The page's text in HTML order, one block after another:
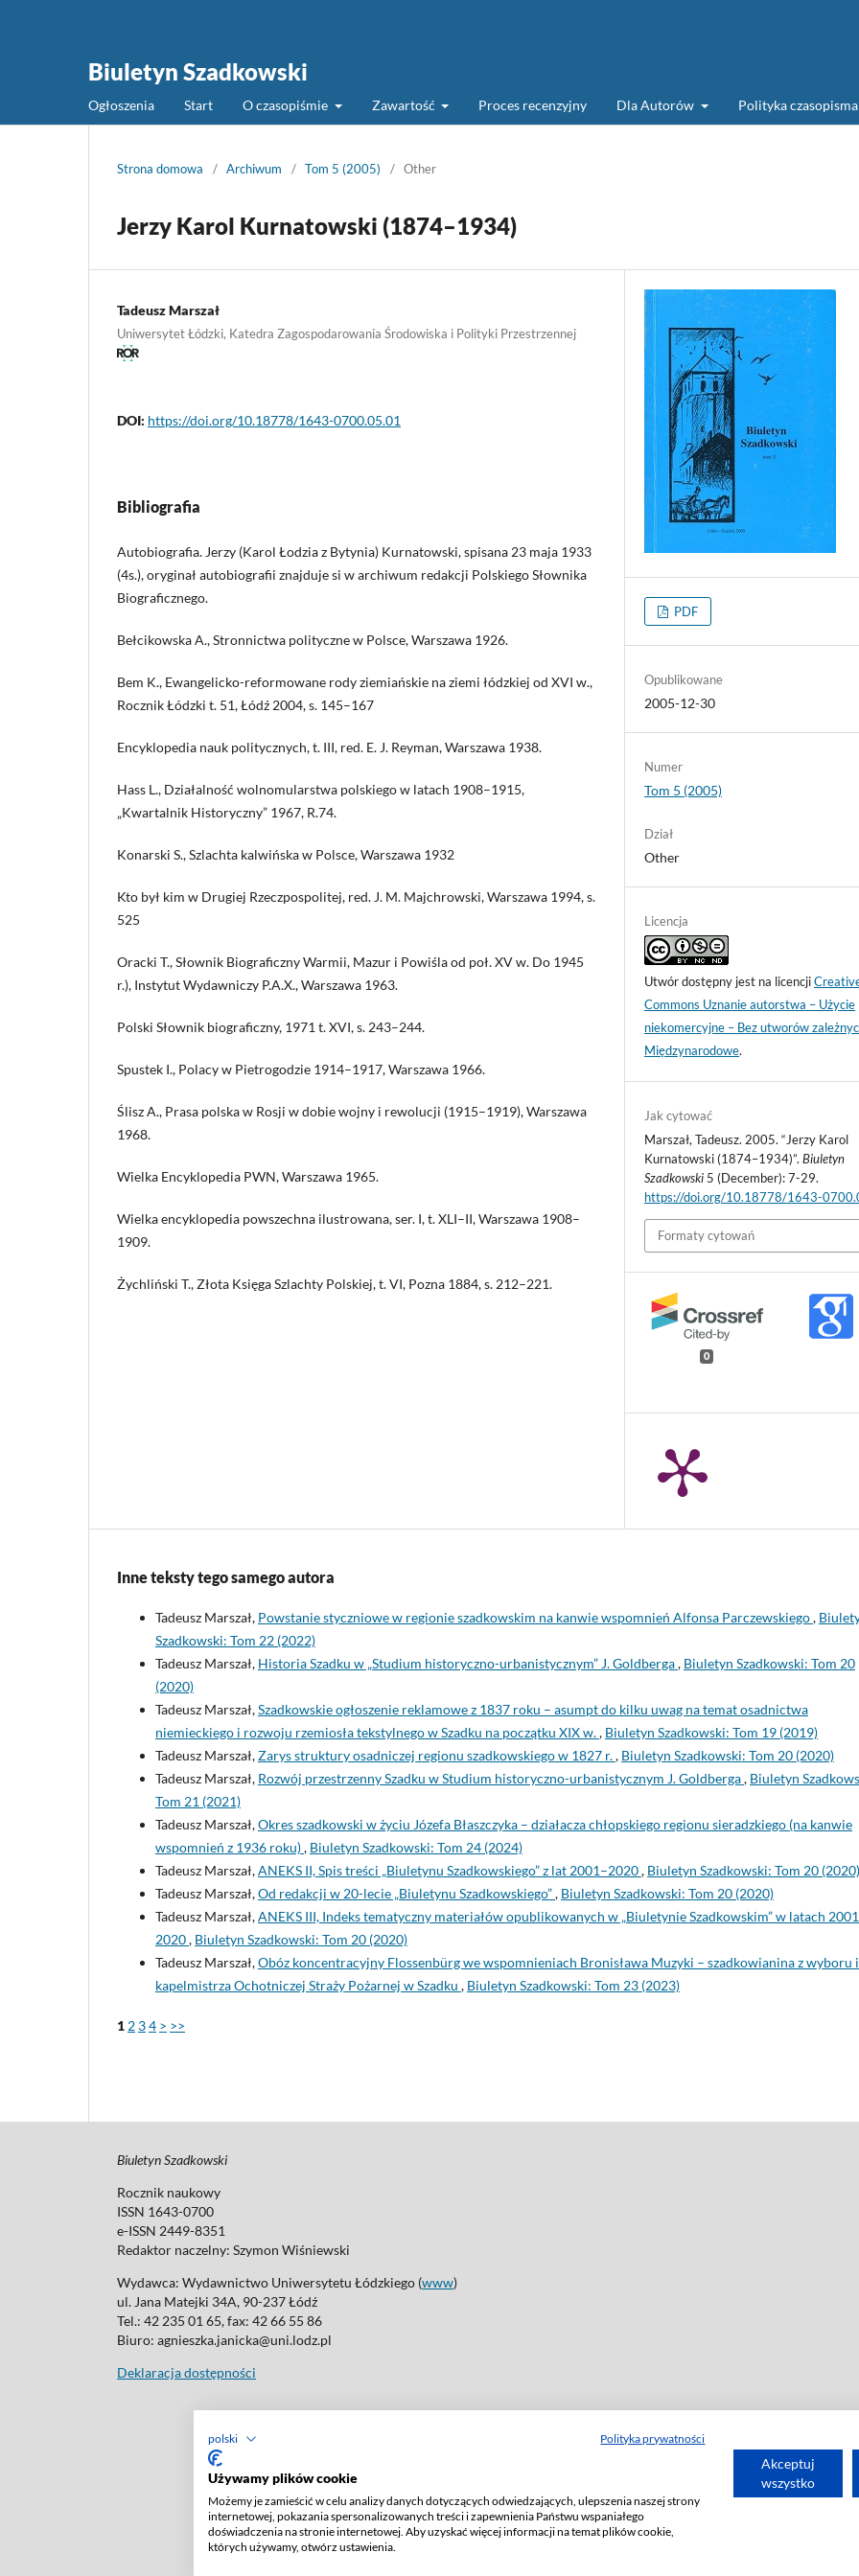
polski Polityka prywatności
Używamy plików cookie
Możemy je zamieścić w celu analizy danych dotyczących odwiedzających, ulepszenia naszej strony
internetowej, pokazania spersonalizowanych treści i zapewnienia Państwu wspaniałego
doświadczenia na stronie internetowej. Aby uzyskać więcej informacji na temat plików cookie,
których używamy, otwórz ustawienia.
Akceptuj
wszystko
Biuletyn Szadkowski
Ogłoszenia Start O czasopiśmie Zawartość Proces recenzyjny Dla Autorów Polityka
Strona domowa / Archiwum / Tom 5 (2005) / Other
Jerzy Karol Kurnatowski (1874–1934)
Tadeusz Marszał
Uniwersytet Łódzki, Katedra Zagospodarowania Środowiska i Polityki Przestrzennej
DOI: https://doi.org/10.18778/1643-0700.05.01
Bibliografia
Autobiografia. Jerzy (Karol Łodzia z Bytynia) Kurnatowski, spisana 23 maja 1933
(4s.), oryginał autobiografii znajduje si w archiwum redakcji Polskiego Słownika
Biograficznego.
Bełcikowska A., Stronnictwa polityczne w Polsce, Warszawa 1926.
Bem K., Ewangelicko-reformowane rody ziemiańskie na ziemi łódzkiej od XVI w.,
Rocznik Łódzki t. 51, Łódź 2004, s. 145–167
Encyklopedia nauk politycznych, t. III, red. E. J. Reyman, Warszawa 1938.
Hass L., Działalność wolnomularstwa polskiego w latach 1908–1915,
„Kwartalnik Historyczny” 1967, R.74.
Konarski S., Szlachta kalwińska w Polsce, Warszawa 1932
Kto był kim w Drugiej Rzeczpospolitej, red. J. M. Majchrowski, Warszawa 1994, s.
525
Oracki T., Słownik Biograficzny Warmii, Mazur i Powiśla od poł. XV w. Do 1945
r.), Instytut Wydawniczy P.A.X., Warszawa 1963.
Polski Słownik biograficzny, 1971 t. XVI, s. 243–244.
Spustek I., Polacy w Pietrogodzie 1914–1917, Warszawa 1966.
Ślisz A., Prasa polska w Rosji w dobie wojny i rewolucji (1915–1919), Warszawa
1968.
Wielka Encyklopedia PWN, Warszawa 1965.
Wielka encyklopedia powszechna ilustrowana, ser. I, t. XLI–II, Warszawa 1908–
1909.
Żychliński T., Złota Księga Szlachty Polskiej, t. VI, Pozna 1884, s. 212–221.
PDF
Opublikowane
2005-12-30
Numer
Tom 5 (2005)
Dział
Other
Licencja
Utwór dostępny jest na licencji
Commons Uznanie autorstwa – Użycie
niekomercyjne – Bez utworów
Międzynarodowe.
Jak cytować
Marszał, Tadeusz. 2005. “Jerzy Karol
Kurnatowski (1874–1934)”.Biuletyn
Szadkowski 5 (December): 7-29.
https://doi.org/10.18778/1643-
Formaty cytowań
0
Inne teksty tego samego autora
Tadeusz Marszał, Powstanie styczniowe w regionie szadkowskim na kanwie wspomnień Alfonsa Parczewskiego,
Szadkowski: Tom 22 (2022)
Tadeusz Marszał, Historia Szadku w „Studium historyczno-urbanistycznym” J. Goldberga, Biuletyn Szadkowski: Tom 20
(2020)
Tadeusz Marszał,Szadkowskie ogłoszenie reklamowe z 1837 roku – asumpt do kilku uwag na temat osadnictwa
niemieckiego i rozwoju rzemiosła tekstylnego w Szadku na początku XIX w., Biuletyn Szadkowski: Tom 19 (2019)
Tadeusz Marszał,Zarys struktury osadniczej regionu szadkowskiego w 1827 r., Biuletyn Szadkowski: Tom 20 (2020)
Tadeusz Marszał, Rozwój przestrzenny Szadku w Studium historyczno-urbanistycznym J. Goldberga, Biuletyn
Tom 21 (2021)
Tadeusz Marszał,Okres szadkowski w życiu Józefa Błaszczyka – działacza chłopskiego regionu sieradzkiego (na kanwie
wspomnień z 1936 roku), Biuletyn Szadkowski: Tom 24 (2024)
Tadeusz Marszał,ANEKS II, Spis treści „Biuletynu Szadkowskiego” z lat 2001–2020, Biuletyn Szadkowski: Tom 20 (2020)
Tadeusz Marszał,Od redakcji w 20-lecie „Biuletynu Szadkowskiego”, Biuletyn Szadkowski: Tom 20 (2020)
Tadeusz Marszał,ANEKS III, Indeks tematyczny materiałów opublikowanych w „Biuletynie Szadkowskim” w latach
2020, Biuletyn Szadkowski: Tom 20 (2020)
Tadeusz Marszał,Obóz koncentracyjny Flossenbürg we wspomnieniach Bronisława Muzyki – szadkowianina z wyboru i
kapelmistrza Ochotniczej Straży Pożarnej w Szadku , Biuletyn Szadkowski: Tom 23 (2023)
1 2 34 > >>
Biuletyn Szadkowski
Rocznik naukowy
ISSN 1643-0700
e-ISSN 2449-8351
Redaktor naczelny: Szymon Wiśniewski
Wydawca: Wydawnictwo Uniwersytetu Łódzkiego (www)
ul. Jana Matejki 34A, 90-237 Łódź
Tel.: 42 235 01 65, fax: 42 66 55 86
Biuro: agnieszka.janicka@uni.lodz.pl
Deklaracja dostępności